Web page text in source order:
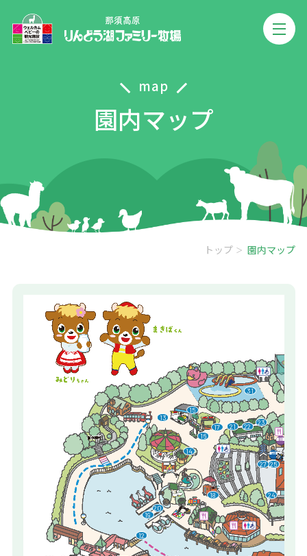
map
園内マップ
トップ 園内マップ
31
12
12
遊覧船
詳細はこちら
13
13
ロードトレイン
詳細はこちら
14
14
メリーゴーランド
詳細はこちら
15
レッツ！ブロックカー
詳細はこちら
16
16
フロッグホッパー
詳細はこち
17
17
ジャングルスウ
詳細は
18
18
がんばれ！消防車
詳細はこ
19
19
ペダルボート
詳細はこちら
20
20
水上じてんしゃ
詳細はこちら
21
21
カード迷路ぐ
詳細
24
24
ジッ
25
25
きか
22
22
サーカス
ナー）
23
23
建設現
ルビル
27
27
宝石さ
カンティーヌ
詳細
みどりちゃんのジ
ク館
詳細はこち
カフ
Mekke!カフェ
詳細はこちら
Mekke!Marche
詳細はこちら